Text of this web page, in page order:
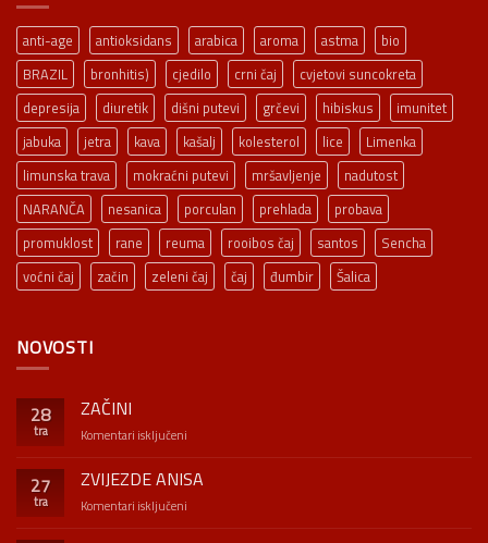
anti-age antioksidans arabica aroma astma
bio
BRAZIL
bronhitis) cjedilo crni čaj
cvjetovi suncokreta
depresija
diuretik dišni putevi grčevi hibiskus
imunitet
jabuka
jetra kava kašalj kolesterol lice
Limenka
limunska trava
mokraćni putevi mršavljenje
nadutost
NARANČA
nesanica porculan prehlada
probava
promuklost
rane reuma rooibos čaj santos
Sencha
voćni čaj
začin zeleni čaj čaj đumbir Šalica
NOVOSTI
28
tra
ZAČINI
Komentari isključeni
27
tra
ZVIJEZDE ANISA
Komentari isključeni